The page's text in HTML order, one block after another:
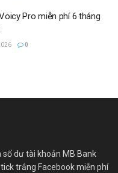
Pro miễn phí 6 tháng
0
số dư tài khoản MB Bank
trắng Facebook miễn phí